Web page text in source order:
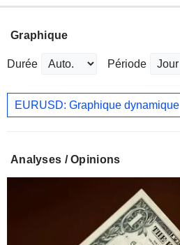
Graphique
Durée Période
EURUSD: Graphique dynamique
Analyses / Opinions